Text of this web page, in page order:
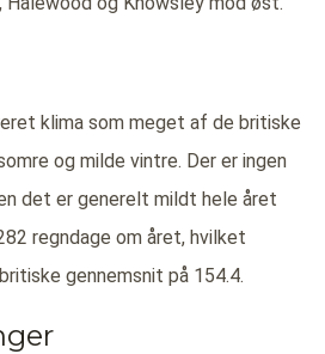
klima som meget af de britiske
og milde vintre. Der er ingen
det er generelt mildt hele året
regndage om året, hvilket
gennemsnit på 154.4.